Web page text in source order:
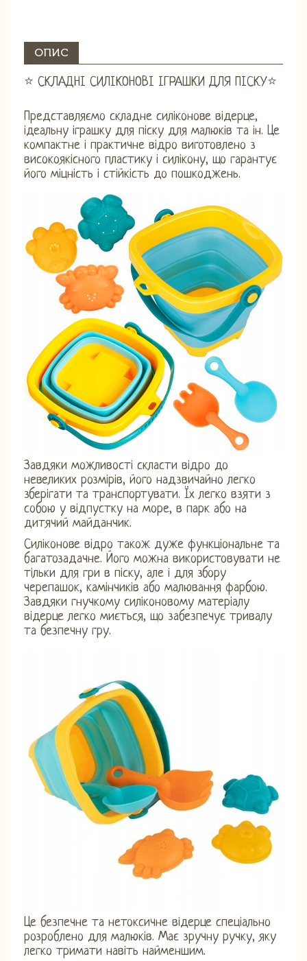
ОПИС
⭐ СКЛАДНІ СИЛІКОНОВІ ІГРАШКИ ДЛЯ ПІСКУ⭐
Представляємо складне силіконове відерце,
ідеальну іграшку для піску для малюків та ін. Це
компактне і практичне відро виготовлено з
високоякісного пластику і силікону, що гарантує
його міцність і стійкість до пошкоджень.
Завдяки можливості скласти відро до
невеликих розмірів, його надзвичайно легко
зберігати та транспортувати. Їх легко взяти з
собою у відпустку на море, в парк або на
дитячий майданчик.
Силіконове відро також дуже функціональне та
багатозадачне. Його можна використовувати не
тільки для гри в піску, але і для збору
черепашок, камінчиків або малювання фарбою.
Завдяки гнучкому силіконовому матеріалу
відерце легко миється, що забезпечує тривалу
та безпечну гру.
Це безпечне та нетоксичне відерце спеціально
розроблено для малюків. Має зручну ручку, яку
легко тримати навіть найменшим.